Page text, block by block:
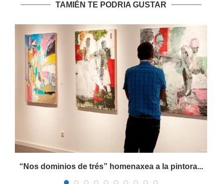
TAMIÉN TE PODRIA GUSTAR
“Nos dominios de trés” homenaxea a la pintora...